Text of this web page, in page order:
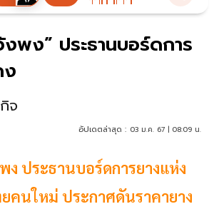
งพง” ประธานบอร์ดการ
จ
อัปเดตล่าสุด : 03 ม.ค. 67 | 08:09 น.
ง ประธานบอร์ดการยางแห่ง
คนใหม่ ประกาศดันราคายาง